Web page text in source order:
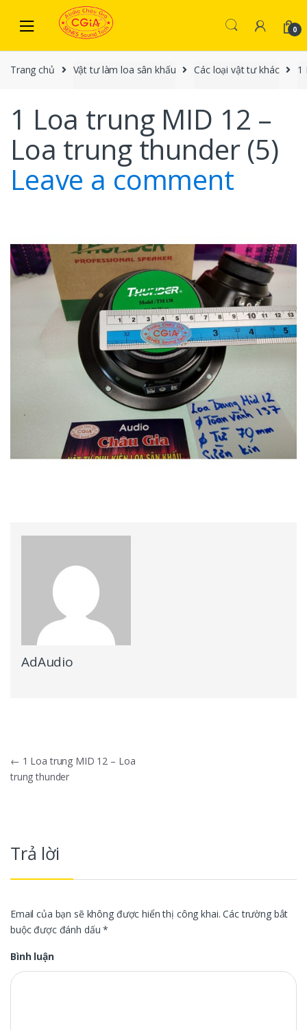
Skip to navigation
0
Trang chủ Vật tư làm loa sân khấu Các loại vật tư khác 1
1 Loa trung MID 12 –
Loa trung thunder (5)
Leave a comment
AdAudio
Điều hướng bài viết
← 1 Loa trung MID 12 – Loa
trung thunder
Trả lời
Email của bạn sẽ không được hiển thị công khai. Các trường bắt
buộc được đánh dấu*
Bình luận